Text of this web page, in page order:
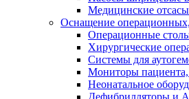
Медицинские
Оснащение
Операционные
Хирургические
Системы для
Мониторы
Неонатальное
Дефибрилляторы и